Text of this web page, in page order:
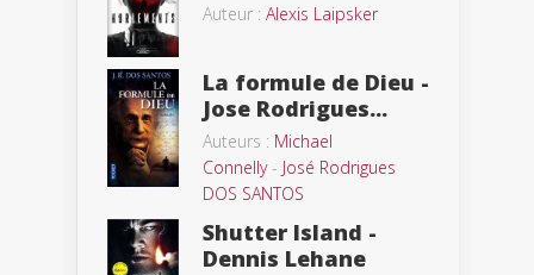
Auteur : Alexis Laipsker
La formule de Dieu -
Jose Rodrigues...
Auteurs : Michael
Connelly- José Rodrigues
DOS SANTOS
Shutter Island -
Dennis Lehane